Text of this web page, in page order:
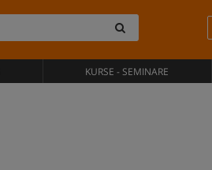
KURSE - SEMINARE